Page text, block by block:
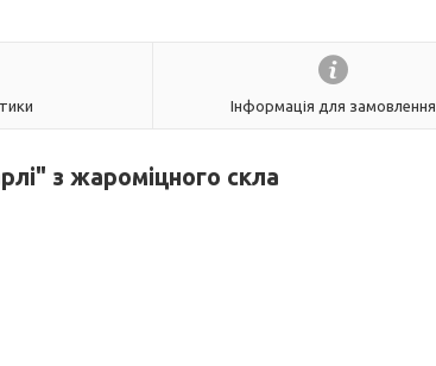
Інформація для замовлення
з жароміцного скла